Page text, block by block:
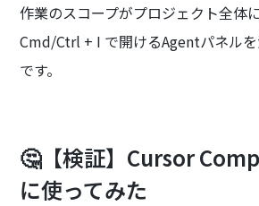
作業のスコープがプロジェクト全体
Cmd/Ctrl + I で開けるAgentパネル
です。
🤔【検証】Cursor
に使ってみた